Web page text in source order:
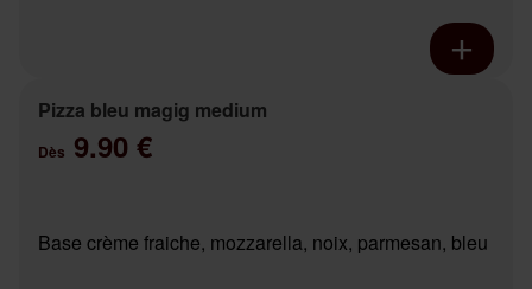
Pizza bleu magig medium
Dès 9.90 €
Base crème fraiche, mozzarella, noix, parmesan, bleu